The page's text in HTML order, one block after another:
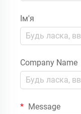
Ім'я
Company Name
Message